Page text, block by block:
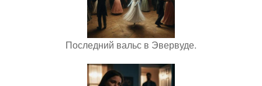
Последний вальс в Эвервуде.